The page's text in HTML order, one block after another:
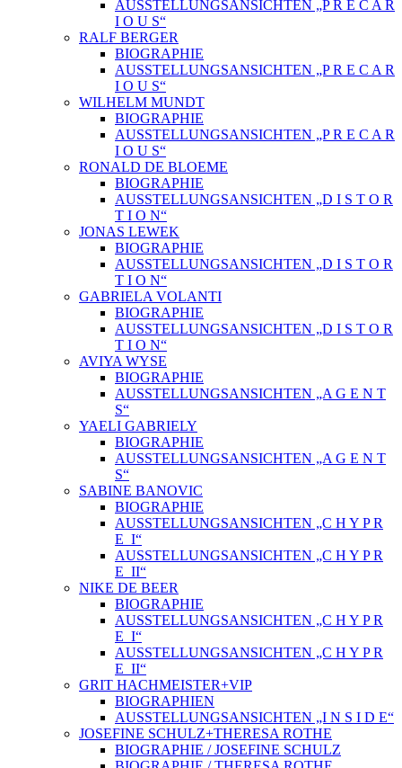
AUSSTELLUNGSANSICHTEN „P R E C A R
I O U S“
RALF BERGER
BIOGRAPHIE
AUSSTELLUNGSANSICHTEN „P R E C A R
I O U S“
WILHELM MUNDT
BIOGRAPHIE
AUSSTELLUNGSANSICHTEN „P R E C A R
I O U S“
RONALD DE BLOEME
BIOGRAPHIE
AUSSTELLUNGSANSICHTEN „D I S T O R
T I O N“
JONAS LEWEK
BIOGRAPHIE
AUSSTELLUNGSANSICHTEN „D I S T O R
T I O N“
GABRIELA VOLANTI
BIOGRAPHIE
AUSSTELLUNGSANSICHTEN „D I S T O R
T I O N“
AVIYA WYSE
BIOGRAPHIE
AUSSTELLUNGSANSICHTEN „A G E N T
S“
YAELI GABRIELY
BIOGRAPHIE
AUSSTELLUNGSANSICHTEN „A G E N T
S“
SABINE BANOVIC
BIOGRAPHIE
AUSSTELLUNGSANSICHTEN „C H Y P R
E_I“
AUSSTELLUNGSANSICHTEN „C H Y P R
E_II“
NIKE DE BEER
BIOGRAPHIE
AUSSTELLUNGSANSICHTEN „C H Y P R
E_I“
AUSSTELLUNGSANSICHTEN „C H Y P R
E_II“
GRIT HACHMEISTER+VIP
BIOGRAPHIEN
AUSSTELLUNGSANSICHTEN „I N S I D E“
JOSEFINE SCHULZ+THERESA ROTHE
BIOGRAPHIE / JOSEFINE SCHULZ